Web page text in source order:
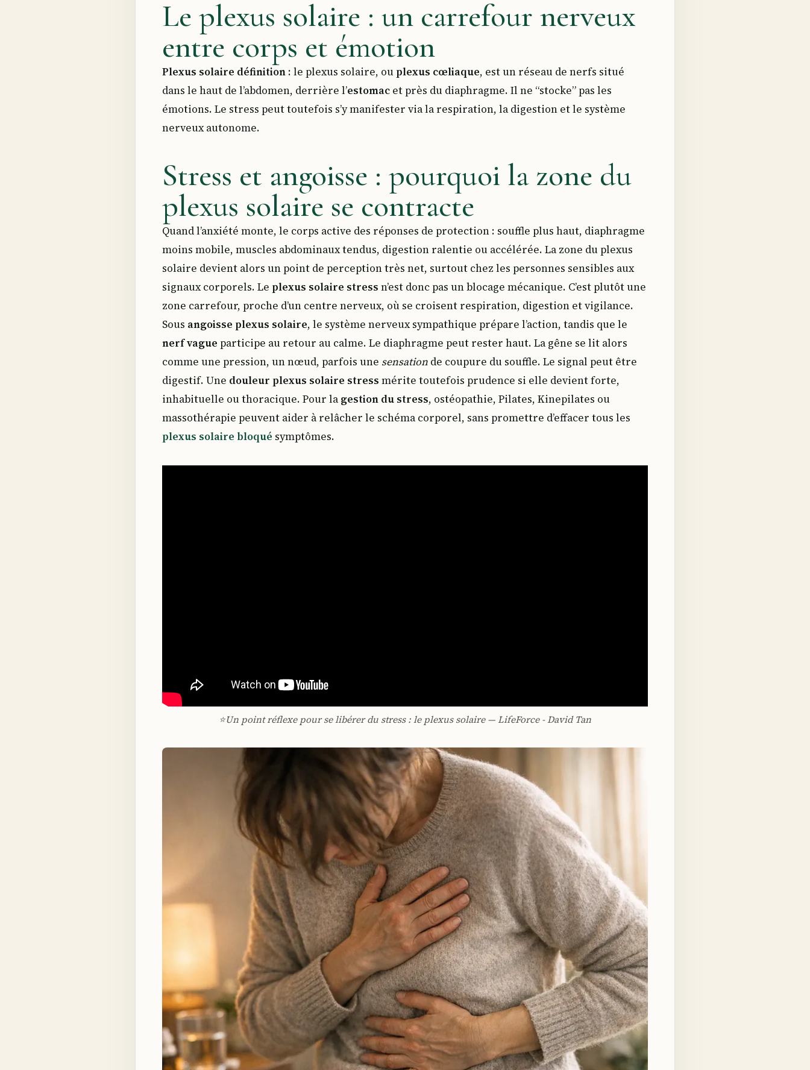
Le plexus solaire : un carrefour nerveux
entre corps et émotion
Plexus solaire définition : le plexus solaire, ouplexus cœliaque, est un réseau de nerfs situé
dans le haut de l’abdomen, derrière l’estomac et près du diaphragme. Il ne “stocke” pas les
émotions. Le stress peut toutefois s’y manifester via la respiration, la digestion et le système
nerveux autonome.
Stress et angoisse : pourquoi la zone du
plexus solaire se contracte
Quand l’anxiété monte, le corps active des réponses de protection : souffle plus haut, diaphragme
moins mobile, muscles abdominaux tendus, digestion ralentie ou accélérée. La zone du plexus
solaire devient alors un point de perception très net, surtout chez les personnes sensibles aux
signaux corporels. Le plexus solaire stress n’est donc pas un blocage mécanique. C’est plutôt une
zone carrefour, proche d’un centre nerveux, où se croisent respiration, digestion et vigilance.
Sous angoisse plexus solaire, le système nerveux sympathique prépare l’action, tandis que le
nerf vague participe au retour au calme. Le diaphragme peut rester haut. La gêne se lit alors
comme une pression, un nœud, parfois une sensation de coupure du souffle. Le signal peut être
digestif. Une douleur plexus solaire stress mérite toutefois prudence si elle devient forte,
inhabituelle ou thoracique. Pour lagestion du stress, ostéopathie, Pilates, Kinepilates ou
massothérapie peuvent aider à relâcher le schéma corporel, sans promettre d’effacer tous les
plexus solaire bloqué symptômes.
⭐Un point réflexe pour se libérer du stress : le plexus solaire — LifeForce - David Tan